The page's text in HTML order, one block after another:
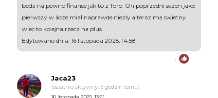
beda na pewno finanse jak to z Toro. On poprzedni sezon jako
pierwszy w lidze miał naprawde niezly a teraz ma swietny
wiec to kolejna rzecz na plus
Edytowano dnia: 16 listopada 2025, 14:58
1
Jaca23
(ostatnio aktywny: 5 godzin temu)
16 listopada 2025, 13:21